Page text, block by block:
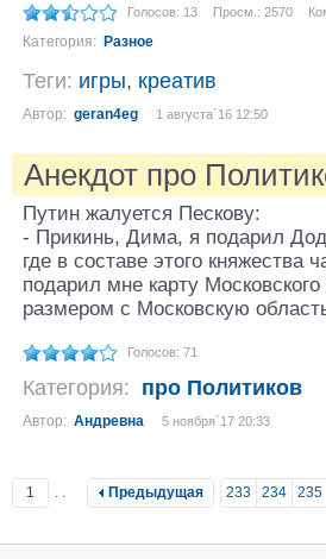
Голосов: 13 Просм.: 2570
Категория: Разное
Теги: игры, креатив
Автор: geran4eg 1 августа´16 12:50
Анекдот про
Путин жалуется Пескову:
- Прикинь, Дима, я подарил
где в составе этого
подарил мне карту
размером с Московскую
Голосов: 71
Категория: про Политиков
Автор: Андревна 5 ноября´17 20:33
1 .. Предыдущая 233 234 235